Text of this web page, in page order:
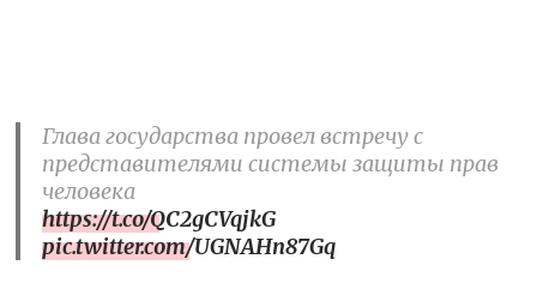
Глава государства провел встречу с
представителями системы защиты прав
человека
https://t.co/QC2gCVqjkG
pic.twitter.com/UGNAHn87Gq